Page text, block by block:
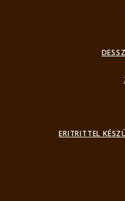
ERITRITTEL